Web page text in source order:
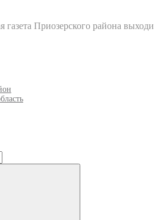
газета Приозерского района